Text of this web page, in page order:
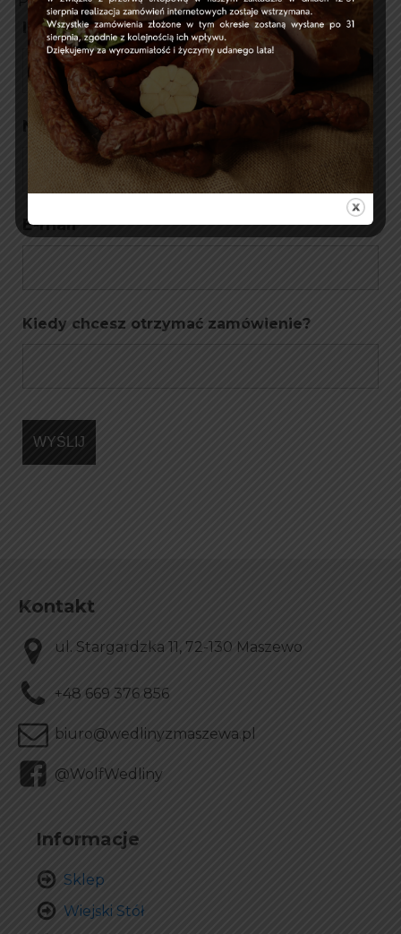
Imię*
Numer telefonu *
E-mail
Kiedy chcesz otrzymać zamówienie?
Kontakt
ul. Stargardzka 11, 72-130 Maszewo
+48 669 376 856
biuro@wedlinyzmaszewa.pl
@WolfWedliny
Informacje
Sklep
Wiejski Stół